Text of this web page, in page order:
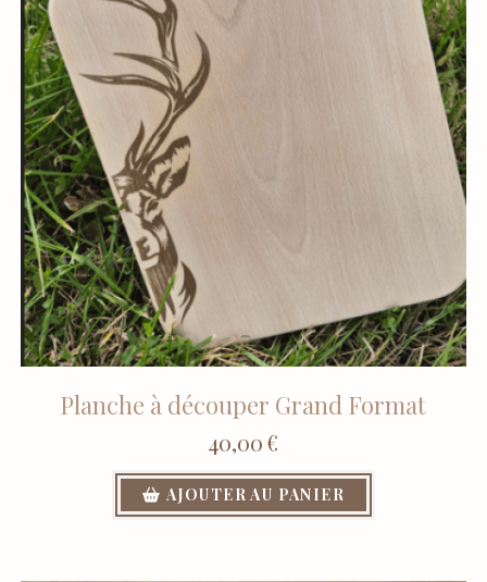
Planche à découper Grand Format
40,00€
AJOUTER AU PANIER